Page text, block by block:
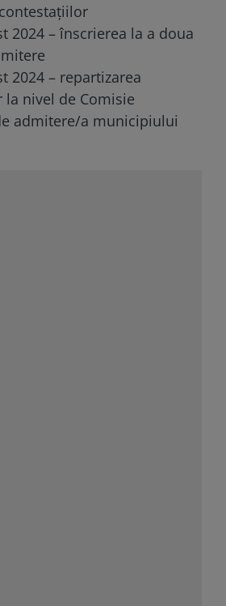
2024 – înscrierea la a doua
2024 – repartizarea
nivel de Comisie
admitere/a municipiului